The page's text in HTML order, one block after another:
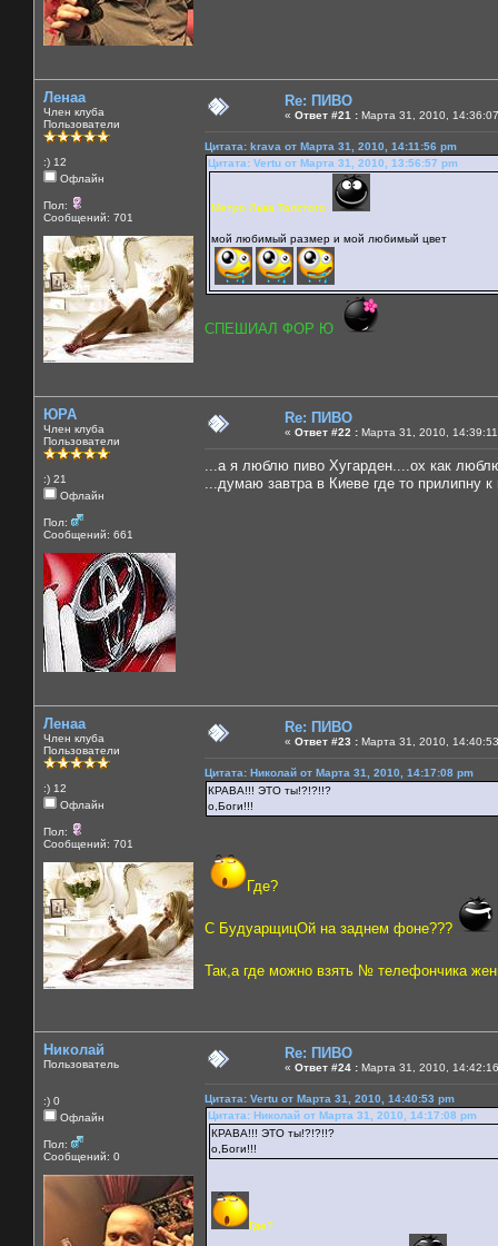
Ленаа
Член клуба
Пользователи
:) 12
Офлайн
Пол:
Сообщений: 701
Re: ПИВО
« Ответ #21 : Марта 31, 2010,
Цитата: krava от Марта 31, 2010, 14:11:56 pm
Цитата: Vertu от Марта 31, 2010, 13:56:57 pm
Метро Льва Толстого
мой любимый размер и мой любимый цвет
СПЕШИАЛ ФОР Ю
ЮРА
Член клуба
Пользователи
:) 21
Офлайн
Пол:
Сообщений: 661
Re: ПИВО
« Ответ #22 : Марта 31, 2010,
...а я люблю пиво Хугарден....ох как
...думаю завтра в Киеве где то прилипну
Ленаа
Член клуба
Пользователи
:) 12
Офлайн
Пол:
Сообщений: 701
Re: ПИВО
« Ответ #23 : Марта 31, 2010,
Цитата: Николай от Марта 31, 2010, 14:17:08 pm
КРАВА!!! ЭТО ты!?!?!!?
о,Боги!!!
Где?
С БудуарщицОй на заднем фоне???
Так,а где можно взять № телефончика
Николай
Пользователь
:) 0
Офлайн
Пол:
Сообщений: 0
Re: ПИВО
« Ответ #24 : Марта 31, 2010,
Цитата: Vertu от Марта 31, 2010, 14:40:53 pm
Цитата: Николай от Марта 31, 2010, 14:17:08 pm
КРАВА!!! ЭТО ты!?!?!!?
о,Боги!!!
Где?